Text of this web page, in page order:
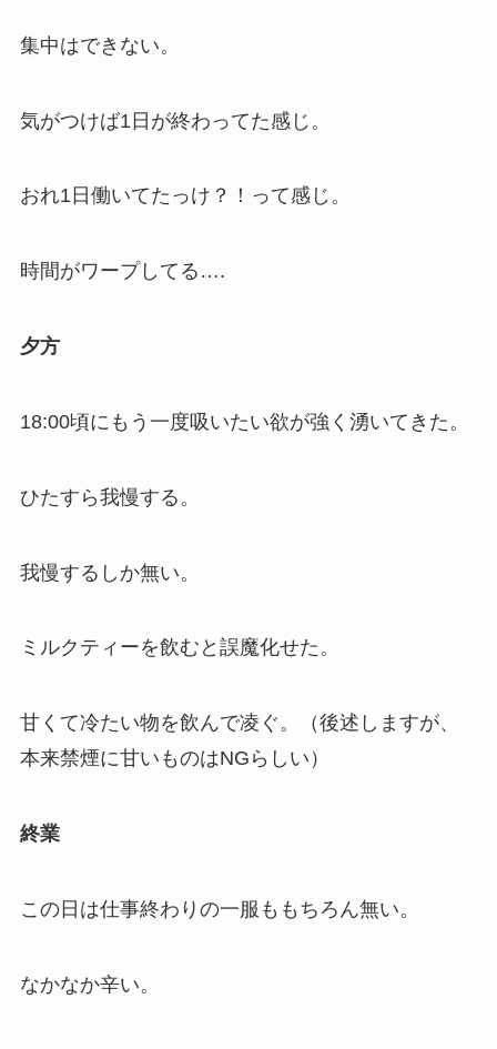
集中はできない。
気がつけば1日が終わってた感じ。
おれ1日働いてたっけ？！って感じ。
時間がワープしてる….
夕方
18:00頃にもう一度吸いたい欲が強く湧いてきた。
ひたすら我慢する。
我慢するしか無い。
ミルクティーを飲むと誤魔化せた。
甘くて冷たい物を飲んで凌ぐ。（後述しますが、
本来禁煙に甘いものはNGらしい）
終業
この日は仕事終わりの一服ももちろん無い。
なかなか辛い。